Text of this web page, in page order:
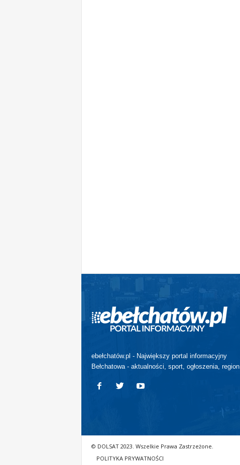
ebełchatów.pl - Największy portal informacyjny
Bełchatowa - aktualności, sport, ogłoszenia, region
© DOLSAT 2023. Wszelkie Prawa Zastrzeżone.
POLITYKA PRYWATNOŚCI